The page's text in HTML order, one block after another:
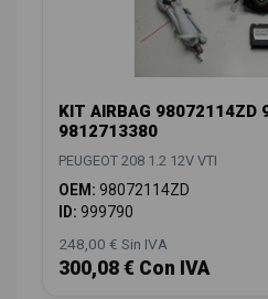
KIT AIRBAG 98072114ZD
9812713380
PEUGEOT 208 1.2 12V VTI
OEM: 98072114ZD
ID: 999790
248,00 € Sin IVA
300,08 € Con IVA